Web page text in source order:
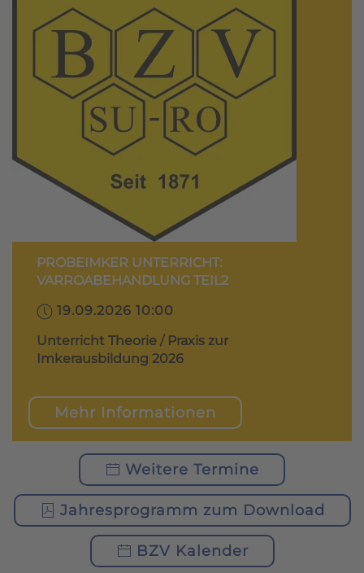
PROBEIMKER UNTERRICHT:
VARROABEHANDLUNG TEIL2
19.09.2026 10:00
Unterricht Theorie / Praxis zur
Imkerausbildung 2026
Mehr Informationen
Weitere Termine
Jahresprogramm zum Download
BZV Kalender